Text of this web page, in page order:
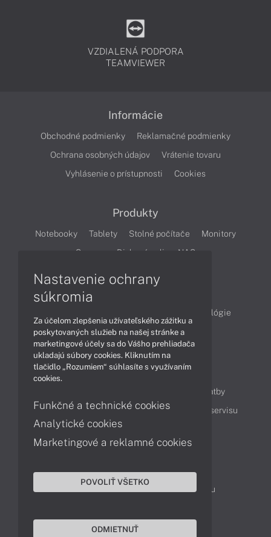
VZDIALENÁ PODPORA
TEAMVIEWER
Informácie
Obchodné podmienky
Reklamačné podmienky
Ochrana osobných údajov
Vrátenie tovaru
Vyhlásenie o prístupnosti
Cookies
Produkty
Notebooky Tablety Stolné počítače
Monitory
Servery
Diskové polia a NAS
Technológie
Videá
Obsah
Možnosti doručenia a platby
Podpora a servis
Servisné služby Cenník servisu
Kontakty
043 4224 771
Obchodné oddelenie
Reklamácia tovaru
Nastavenie ochrany
súkromia
Za účelom zlepšenia užívateľského zážitku a
poskytovaných služieb na našej stránke a
marketingové účely sa do Vášho prehliadača
ukladajú súbory cookies. Kliknutím na
tlačidlo „Rozumiem“ súhlasíte s využívaním
cookies.
Funkčné a technické cookies
Analytické cookies
Marketingové a reklamné cookies
POVOLIŤ VŠETKO
ODMIETNUŤ